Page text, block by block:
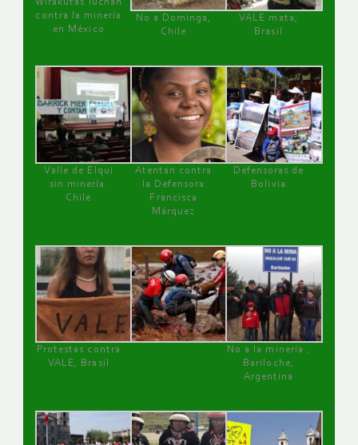
contra la minería
en México
No a Dominga,
Chile
VALE mata,
Brasil
Valle de Elqui
sin minería.
Chile
Atentan contra
la Defensora
Francisca
Márquez
Defensoras de
Bolivia
Protestas contra
VALE, Brasil
No a la minería ,
Bariloche,
Argentina